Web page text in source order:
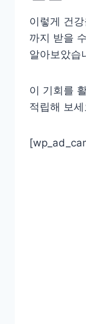
이렇게 건
까지 받을
알아보았습
이 기회를
적립해 보